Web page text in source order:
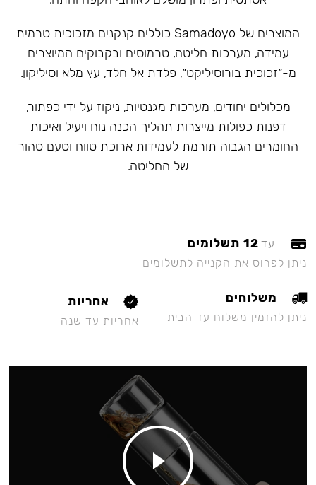
המוצרים של Samadoyo כוללים קנקנים מזכוכית טרמית
עמידה, מערכות חליטה, טרמוסים ובקבוקים המיוצרים
מ-״זכוכית בורוסיליקט״, פלדת אל חלד, עץ מלא וסיליקון.
מכלולים יחודים, מערכות מגנטיות, ניקוז על ידי כפתור,
דפנות כפולות מייצרות תהליך הכנה נוח ויעיל ואיכות
החומרים הגבוה תורמת לעמידות ארוכת טווח וטעם טהור
של החליטה.
עד 12 תשלומים
ניתן לפרוס את הקנייה לתשלומים
משלוחים
ניתן להזמין משלוח עד הבית
אחריות
אחריות עד שנה